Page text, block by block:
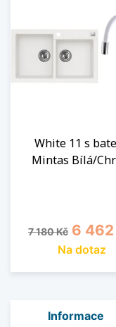
White 11 s
Mintas Bílá/
Běžná cena
7 180 Kč Cena
6 462
Na dotaz
Informace